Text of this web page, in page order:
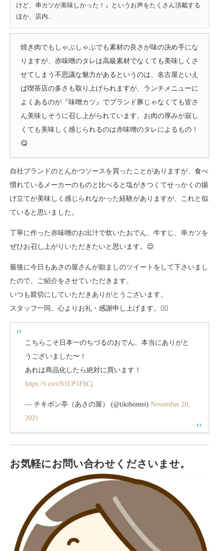
けど、串カツが美味しかった！』というお声をたくさん頂戴する
ほか、店内...
焼き肉でもしゃぶしゃぶでも素材の良さが味の決め手にな
りますが、赤味噌のタレは高級素材でなくても美味しくさ
せてしまう不思議な魅力があるというのは、名古屋といえ
ば喫茶店の多さも取り上げられますが、ランチメニューに
よくあるのが『味噌カツ』でブランド豚じゃなくても皆さ
ん美味しそうに召し上がられています。 お肉の厚みが寂し
くても美味しく感じられるのは赤味噌のタレによるもの！
😋
自社ブランドのとんかつソースを買ったことがありますが、食べ
慣れているメーカーのものと比べると塩がきつくてせっかくの揚
げ立てが美味しく感じられなかった経験がありますが、これと似
ていると思いました。
丁寧に作った赤味噌のお出汁で炊いたおでん、牛すじ、串カツを
ぜひお召し上がりいただきたいと思います。 😊
最後に今日もあさの屋さんが励ましのツイートをして下さいまし
たので、ご紹介をさせていただきます。
いつも親切にしていただきありがとうございます。
スタッフ一同、心よりお礼・感謝申し上げます。🙇‍♀️
こちらこそ日本一のちづるのおでん、本当にありがと
うございました〜！
あれは商品化したら絶対に買います！
https://t.co/cN1CP1FhCj
— チキボン亭（あさの屋） (@tikibontei) November 20,
2021
お気軽にお問い合わせくださいませ。